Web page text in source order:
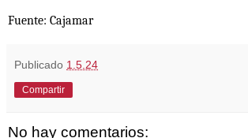
Fuente: Cajamar
Publicado 1.5.24
Compartir
No hay comentarios: